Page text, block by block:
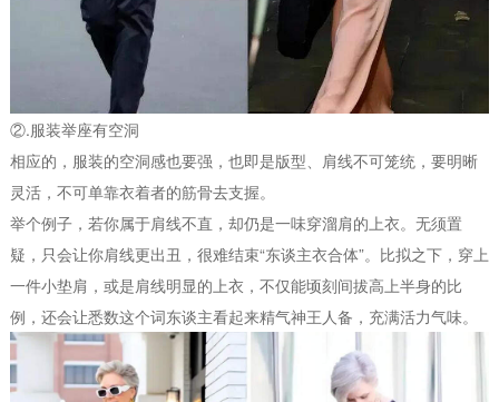
②.服装举座有空洞
相应的，服装的空洞感也要强，也即是版型、肩线不可笼统，要明晰
灵活，不可单靠衣着者的筋骨去支握。
举个例子，若你属于肩线不直，却仍是一味穿溜肩的上衣。无须置
疑，只会让你肩线更出丑，很难结束“东谈主衣合体”。比拟之下，穿上
一件小垫肩，或是肩线明显的上衣，不仅能顷刻间拔高上半身的比
例，还会让悉数这个词东谈主看起来精气神王人备，充满活力气味。